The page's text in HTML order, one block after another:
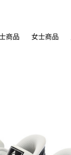
商品 女士商品